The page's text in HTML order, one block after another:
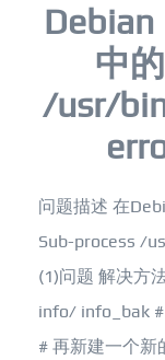
中
/usr/
问题描述 在
Sub-process /
(1)问题 解决方
info/ info_bak
# 再新建一个